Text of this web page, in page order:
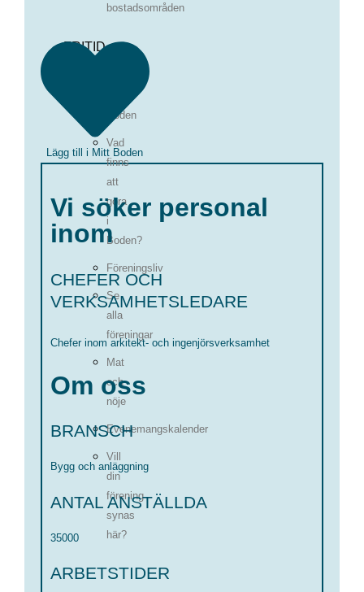
bostadsområden
FRITID
Boden
Vad
finns
att
göra
i
Boden?
Föreningsliv
Se
alla
föreningar
Mat
och
nöje
Evenemangskalender
Vill
din
förening
synas
här?
Lägg till i Mitt Boden
Vi söker personal
inom
CHEFER OCH
VERKSAMHETSLEDARE
Chefer inom arkitekt- och ingenjörsverksamhet
Om oss
BRANSCH
Bygg och anläggning
ANTAL ANSTÄLLDA
35000
ARBETSTIDER